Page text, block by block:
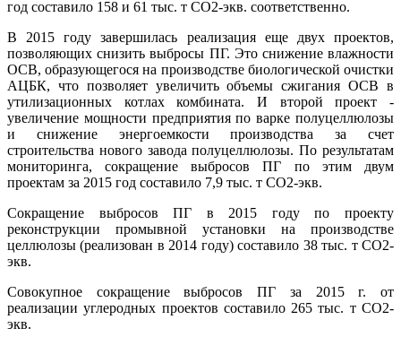
год составило 158 и 61 тыс. т СО2-экв. соответственно.
В 2015 году завершилась реализация еще двух проектов,
позволяющих снизить выбросы ПГ. Это снижение влажности
ОСВ, образующегося на производстве биологической очистки
АЦБК, что позволяет увеличить объемы сжигания ОСВ в
утилизационных котлах комбината. И второй проект -
увеличение мощности предприятия по варке полуцеллюлозы
и снижение энергоемкости производства за счет
строительства нового завода полуцеллюлозы. По результатам
мониторинга, сокращение выбросов ПГ по этим двум
проектам за 2015 год составило 7,9 тыс. т СО2-экв.
Сокращение выбросов ПГ в 2015 году по проекту
реконструкции промывной установки на производстве
целлюлозы (реализован в 2014 году) составило 38 тыс. т СО2-
экв.
Совокупное сокращение выбросов ПГ за 2015 г. от
реализации углеродных проектов составило 265 тыс. т СО2-
экв.